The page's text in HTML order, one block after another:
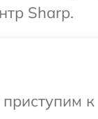
Sharp.
к